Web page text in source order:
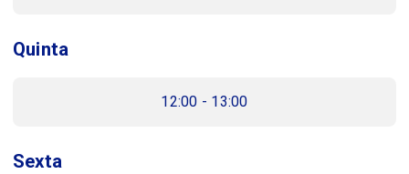
Quinta
12:00 - 13:00
Sexta